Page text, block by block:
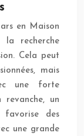
en Maison
recherche
Cela peut
mais
une forte
revanche, un
favorise des
une grande